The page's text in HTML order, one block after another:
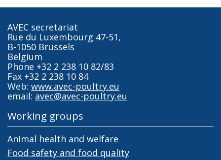
AVEC secretariat
Rue du Luxembourg 47-51,
B-1050 Brussels
Belgium
Phone +32 2 238 10 82/83
Fax +32 2 238 10 84
Web: www.avec-poultry.eu
email: avec@avec-poultry.eu
Working groups
Animal health and welfare
Food safety and food quality